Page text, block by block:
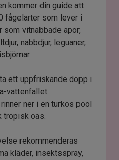
kommer din guide att
fågelarter som lever i
som vitnäbbade apor,
näbbdjur, leguaner,
ett uppfriskande dopp i
vattenfallet.
ner i en turkos pool
tropisk oas.
rekommenderas
kläder, insektsspray,